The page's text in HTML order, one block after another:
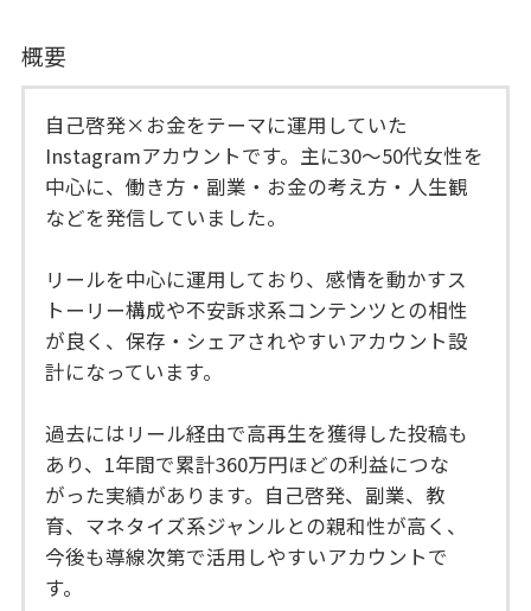
概要
自己啓発×お金をテーマに運用していた
Instagramアカウントです。主に30〜50代女性を
中心に、働き方・副業・お金の考え方・人生観
などを発信していました。
リールを中心に運用しており、感情を動かすス
トーリー構成や不安訴求系コンテンツとの相性
が良く、保存・シェアされやすいアカウント設
計になっています。
過去にはリール経由で高再生を獲得した投稿も
あり、1年間で累計360万円ほどの利益につな
がった実績があります。自己啓発、副業、教
育、マネタイズ系ジャンルとの親和性が高く、
今後も導線次第で活用しやすいアカウントで
す。